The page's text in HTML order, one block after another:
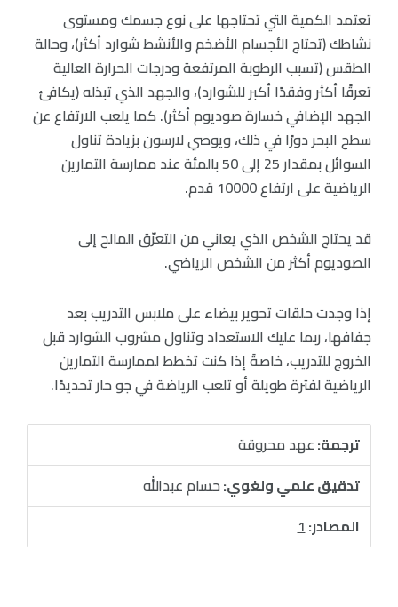
تعتمد الكمية التي تحتاجها على نوع جسمك ومستوى
نشاطك (تحتاج الأجسام الأضخم والأنشط شوارد أكثر)، وحالة
الطقس (تسبب الرطوبة المرتفعة ودرجات الحرارة العالية
تعرقًا أكثر وفقدًا أكبر للشوارد)، والجهد الذي تبذله (يكافئ
الجهد الإضافي خسارة صوديوم أكثر). كما يلعب الارتفاع عن
سطح البحر دورًا في ذلك، ويوصي لارسون بزيادة تناول
السوائل بمقدار 25 إلى 50 بالمئة عند ممارسة التمارين
الرياضية على ارتفاع 10000 قدم.
قد يحتاج الشخص الذي يعاني من التعرّق المالح إلى
الصوديوم أكثر من الشخص الرياضي.
إذا وجدت حلقات تحوير بيضاء على ملابس التدريب بعد
جفافها، ربما عليك الاستعداد وتناول مشروب الشوارد قبل
الخروج للتدريب، خاصةً إذا كنت تخطط لممارسة التمارين
الرياضية لفترة طويلة أو تلعب الرياضة في جو حار تحديدًا.
ترجمة:عهد محروقة
تدقيق علمي ولغوي:حسام عبدالله
المصادر:1